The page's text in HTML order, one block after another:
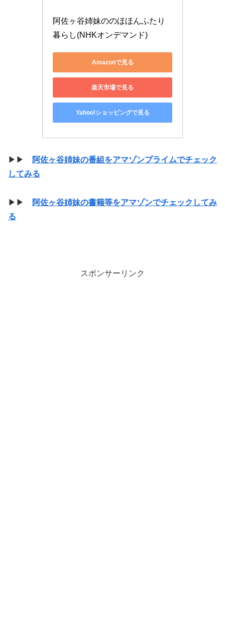
阿佐ヶ谷姉妹ののほほんふたり
暮らし(NHKオンデマンド)
Amazonで見る
楽天市場で見る
Yahoo!ショッピングで見る
▶▶
阿佐ヶ谷姉妹の番組をアマゾンプライムでチェック
してみる
▶▶
阿佐ヶ谷姉妹の書籍等をアマゾンでチェックしてみ
る
スポンサーリンク